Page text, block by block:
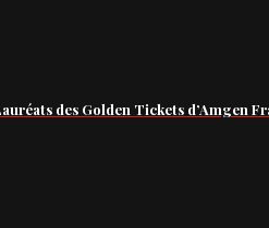
des Golden Tickets d’Amgen